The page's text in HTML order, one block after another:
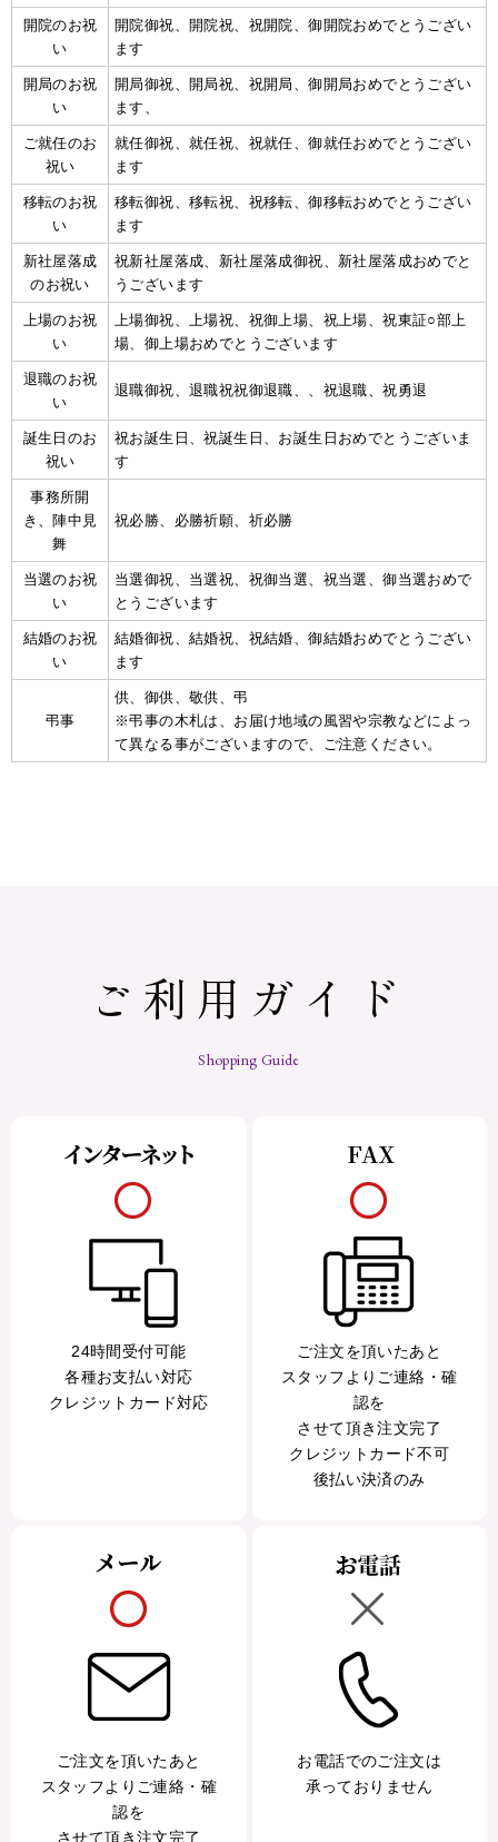
開院のお祝
い
開院御祝、開院祝、祝開院、御開院おめでとうござい
ます
開局のお祝
い
開局御祝、開局祝、祝開局、御開局おめでとうござい
ます、
ご就任のお
祝い
就任御祝、就任祝、祝就任、御就任おめでとうござい
ます
移転のお祝
い
移転御祝、移転祝、祝移転、御移転おめでとうござい
ます
新社屋落成
のお祝い
祝新社屋落成、新社屋落成御祝、新社屋落成おめでと
うございます
上場のお祝
い
上場御祝、上場祝、祝御上場、祝上場、祝東証○部上
場、御上場おめでとうございます
退職のお祝
い
退職御祝、退職祝祝御退職、、祝退職、祝勇退
誕生日のお
祝い
祝お誕生日、祝誕生日、お誕生日おめでとうございま
す
事務所開
き、陣中見
舞
祝必勝、必勝祈願、祈必勝
当選のお祝
い
当選御祝、当選祝、祝御当選、祝当選、御当選おめで
とうございます
結婚のお祝
い
結婚御祝、結婚祝、祝結婚、御結婚おめでとうござい
ます
弔事
供、御供、敬供、弔
※弔事の木札は、お届け地域の風習や宗教などによっ
て異なる事がございますので、ご注意ください。
ご利用ガイド
Shopping Guide
24時間受付可能
各種お支払い対応
クレジットカード対応
ご注文を頂いたあと
スタッフよりご連絡・確
認を
させて頂き注文完了
クレジットカード不可
後払い決済のみ
ご注文を頂いたあと
スタッフよりご連絡・確
認を
させて頂き注文完了
お電話でのご注文は
承っておりません